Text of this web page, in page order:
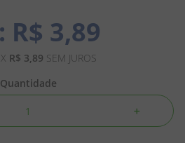
R$ 3,89
X R$ 3,89 SEM JUROS
Quantidade
＋
5º
salgadinho
6º
amendoim
7 º
9º
bala goma